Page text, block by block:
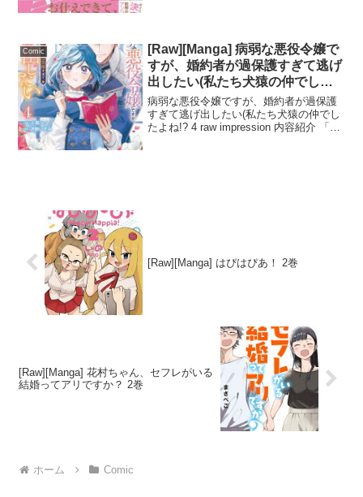
Comic
[Raw][Manga] 病弱な悪役令嬢で
すが、婚約者が過保護すぎて逃げ
出したい(私たち犬猿の仲でした
よね!? 4巻
病弱な悪役令嬢ですが、婚約者が過保護
すぎて逃げ出したい(私たち犬猿の仲でし
たよね!? 4 raw impression 内容紹介 「病
[Raw][Manga] はぴはぴあ！ 2巻
[Raw][Manga] 花村ちゃん、セフレがいる
結婚ってアリですか？ 2巻
ホーム Comic